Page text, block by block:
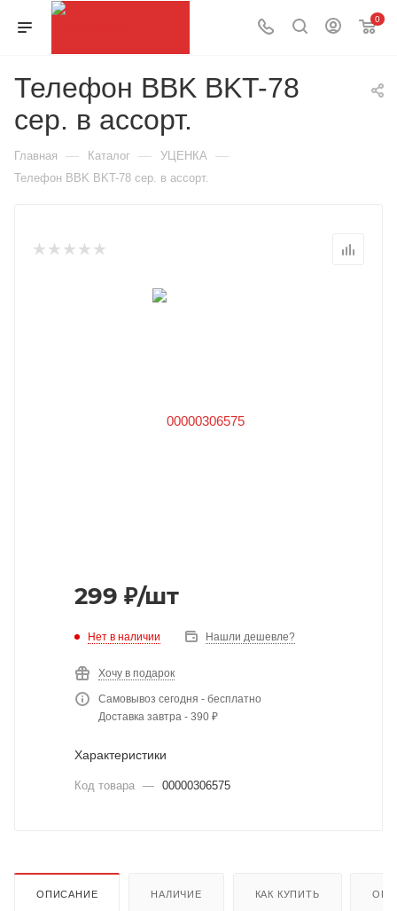
0
Телефон BBK BKT-78
cер. в ассорт.
Главная — Каталог — УЦЕНКА —
Телефон BBK BKT-78 cер. в ассорт.
299 ₽/шт
Нет в наличии Нашли дешевле?
Хочу в подарок
Самовывоз сегодня - бесплатно
Доставка завтра - 390 ₽
Характеристики
Код товара — 00000306575
ОПИСАНИЕ НАЛИЧИЕ КАК КУПИТЬ